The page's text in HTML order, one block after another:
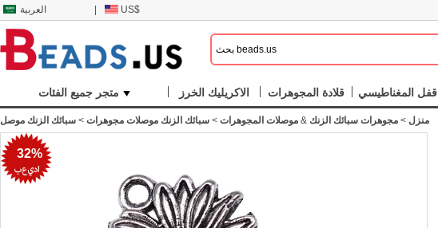
العربية US$
متجر جميع الفئات الاكريليك الخرز قلادة المجوهرات قفل المغناطيسي
منزل > مجوهرات سبائك الزنك & موصلات المجوهرات > سبائك الزنك موصلات مجوهرات > سبائك الزنك موصل
32%